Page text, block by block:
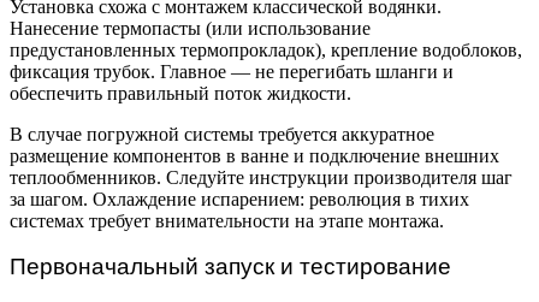
Установка схожа с монтажем классической водянки.
Нанесение термопасты (или использование
предустановленных термопрокладок), крепление водоблоков,
фиксация трубок. Главное — не перегибать шланги и
обеспечить правильный поток жидкости.
В случае погружной системы требуется аккуратное
размещение компонентов в ванне и подключение внешних
теплообменников. Следуйте инструкции производителя шаг
за шагом. Охлаждение испарением: революция в тихих
системах требует внимательности на этапе монтажа.
Первоначальный запуск и тестирование